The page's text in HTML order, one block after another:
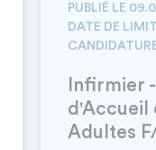
PUBLIÉ LE
DATE DE
Infirmier
d'Accueil
Adultes